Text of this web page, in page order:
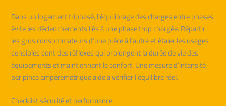
Dans un logement triphasé, l’équilibrage des charges entre phases
évite les déclenchements liés à une phase trop chargée. Répartir
les gros consommateurs d’une pièce à l’autre et étaler les usages
sensibles sont des réflexes qui prolongent la durée de vie des
équipements et maintiennent le confort. Une mesure d’intensité
par pince ampèremétrique aide à vérifier l’équilibre réel.
Checklist sécurité et performance